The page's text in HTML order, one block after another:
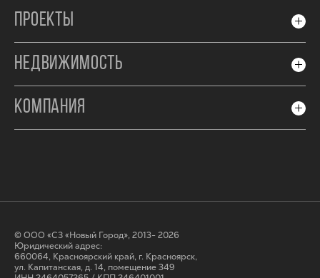
ПРОЕКТЫ
НЕДВИЖИМОСТЬ
КОМПАНИЯ
© ООО «СЗ «Новый Город», 2013- 2026
Юридический адрес:
660064, Красноярский край, г. Красноярск,
ул. Капитанская, д. 14, помещение 349